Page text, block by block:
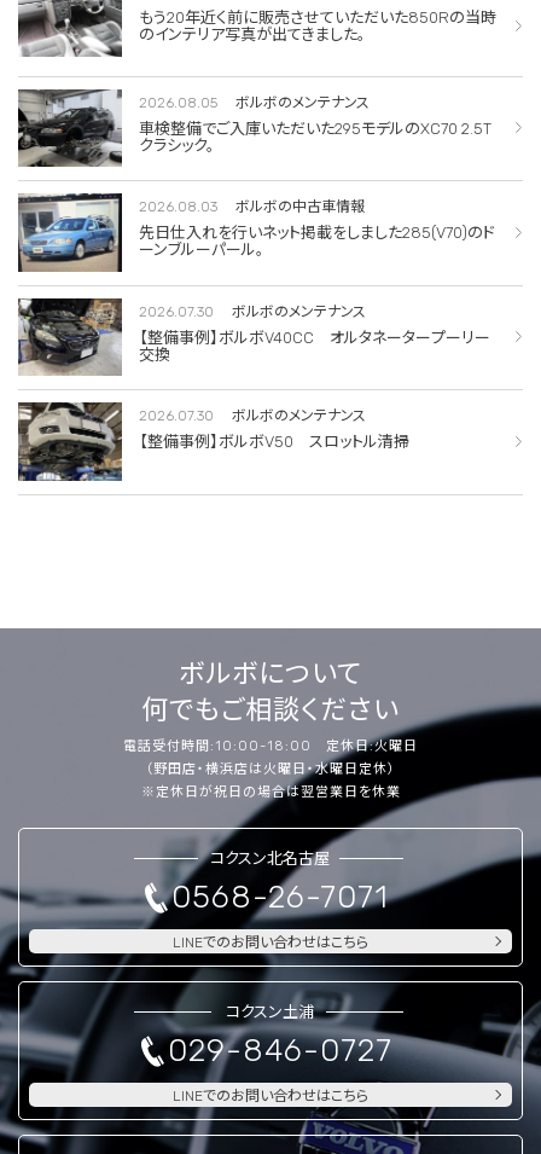
もう20年近く前に販売させていただいた850Rの当時
のインテリア写真が出てきました。
2026.08.05 ボルボのメンテナンス
車検整備でご入庫いただいた295モデルのXC70 2.5T
クラシック。
2026.08.03 ボルボの中古車情報
先日仕入れを行いネット掲載をしました285(V70)のド
ーンブルーパール。
2026.07.30 ボルボのメンテナンス
【整備事例】ボルボV40CC オルタネータープーリー
交換
2026.07.30 ボルボのメンテナンス
【整備事例】ボルボV50 スロットル清掃
ボルボについて
何でもご相談ください
電話受付時間:10:00-18:00 定休日:火曜日
（野田店・横浜店は火曜日・水曜日定休）
※定休日が祝日の場合は翌営業日を休業
コクスン北名古屋
0568-26-7071
LINEでのお問い合わせはこちら
コクスン土浦
029-846-0727
LINEでのお問い合わせはこちら